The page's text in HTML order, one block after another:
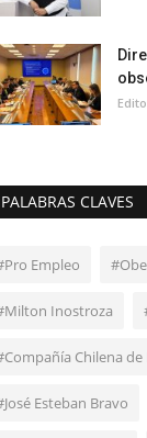
PALABRAS CLAVES
Empleo
Inostroza
Chilena
Esteban Bravo